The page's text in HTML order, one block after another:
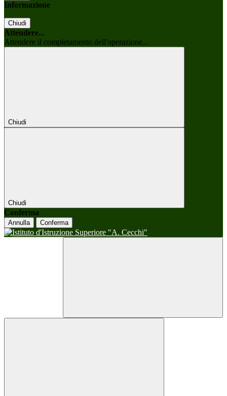
Informazione
Chiudi
Attendere...
Attendere il completamento dell'operazione...
Chiudi
Chiudi
Conferma
Annulla Conferma